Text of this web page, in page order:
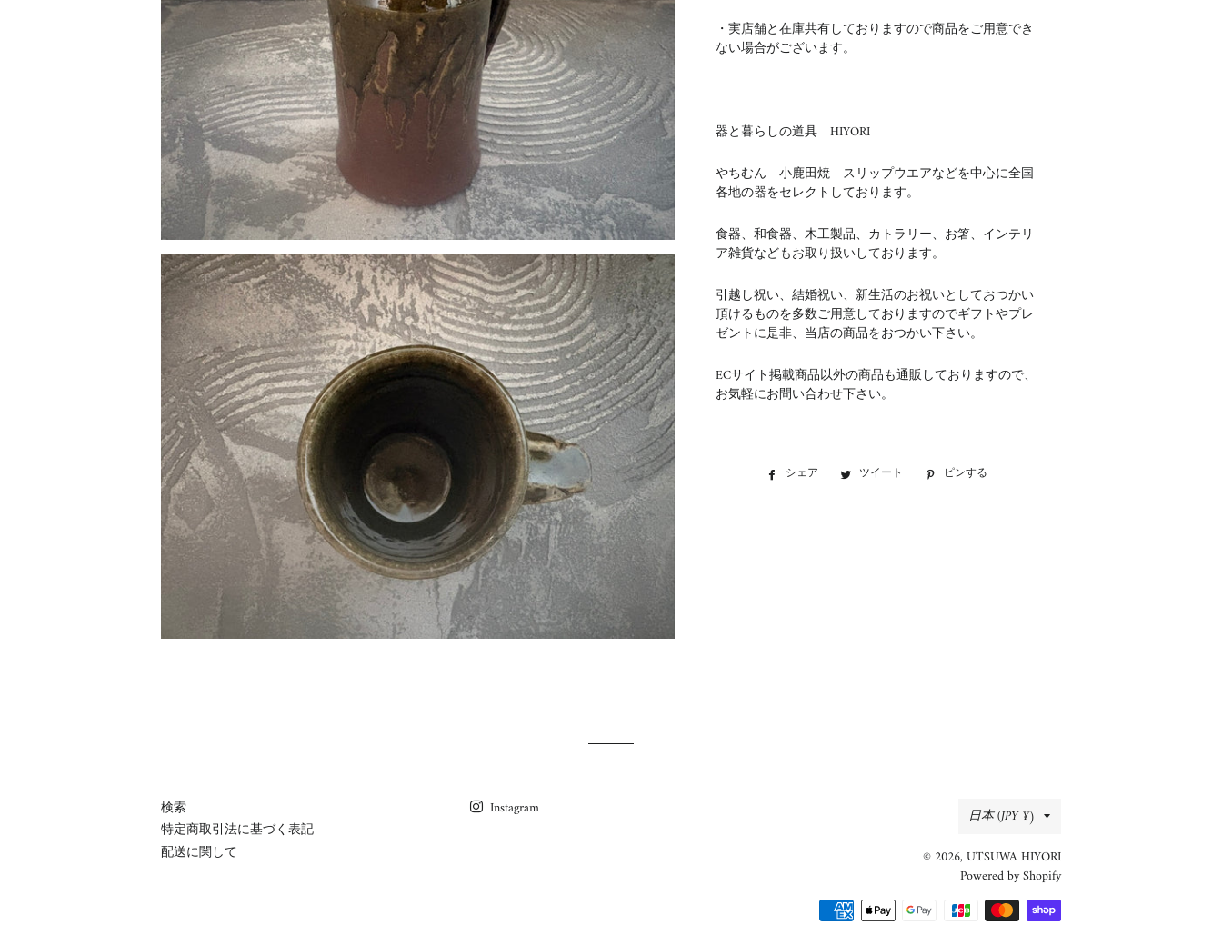
・実店舗と在庫共有しておりますので商品をご用意でき
ない場合がございます。
器と暮らしの道具 HIYORI
やちむん 小鹿田焼 スリップウエアなどを中心に全国
各地の器をセレクトしております。
食器、和食器、木工製品、カトラリー、お箸、インテリ
ア雑貨などもお取り扱いしております。
引越し祝い、結婚祝い、新生活のお祝いとしておつかい
頂けるものを多数ご用意しておりますのでギフトやプレ
ゼントに是非、当店の商品をおつかい下さい。
ECサイト掲載商品以外の商品も通販しておりますので、
お気軽にお問い合わせ下さい。
シェア
Facebookツイート
Twitter ピンする
検索
特定商取引法に基づく表記
配送に関して
Instagram 国/
地
域
日本 (JPY ¥)
© 2026, UTSUWA HIYORI
Powered by Shopify
決